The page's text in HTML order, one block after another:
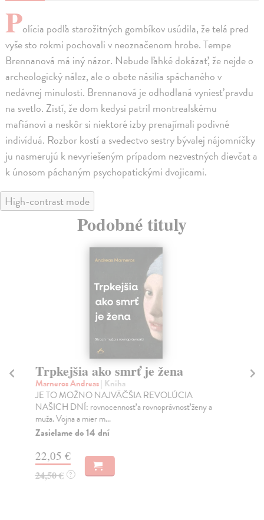
Polícia podľa starožitných gombíkov usúdila, že telá pred
vyše sto rokmi pochovali v neoznačenom hrobe. Tempe
Brennanová má iný názor. Nebude ľahké dokázať, že nejde o
archeologický nález, ale o obete násilia spáchaného v
nedávnej minulosti. Brennanová je odhodlaná vyniesť pravdu
na svetlo. Zistí, že dom kedysi patril montrealskému
mafiánovi a neskôr si niektoré izby prenajímali podivné
indivíduá. Rozbor kostí a svedectvo sestry bývalej nájomníčky
ju nasmerujú k nevyriešeným prípadom nezvestných dievčat a
k únosom páchaným psychopatickými dvojicami.
High-contrast mode
Podobné tituly
Trpkejšia ako smrť je žena
Marneros Andreas| Kniha
JE TO MOŽNO NAJVÄČŠIA REVOLÚCIA
NAŠICH DNÍ: rovnocennosť a rovnoprávnosť ženy a
muža. Vojna a mier m...
Zasielame do 14 dní
22,05 €
24,50 € ?